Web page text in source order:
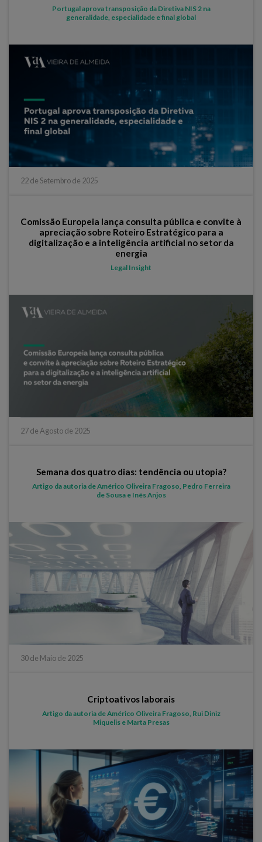
Portugal aprova transposição da Diretiva NIS 2 na
generalidade, especialidade e final global
22 de Setembro de 2025
Comissão Europeia lança consulta pública e convite à
apreciação sobre Roteiro Estratégico para a
digitalização e a inteligência artificial no setor da
energia
Legal Insight
27 de Agosto de 2025
Semana dos quatro dias: tendência ou utopia?
Artigo da autoria de Américo Oliveira Fragoso, Pedro Ferreira
de Sousa e Inês Anjos
30 de Maio de 2025
Criptoativos laborais
Artigo da autoria de Américo Oliveira Fragoso, Rui Diniz
Miquelis e Marta Presas